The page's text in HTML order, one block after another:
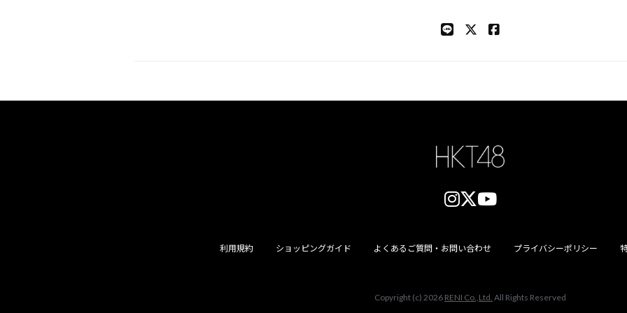
利用規約 ショッピングガイド よくあるご質問・お問い合わせ プライバシーポリシー
Copyright (c) 2026 RENI Co.,Ltd. All Rights Reserved